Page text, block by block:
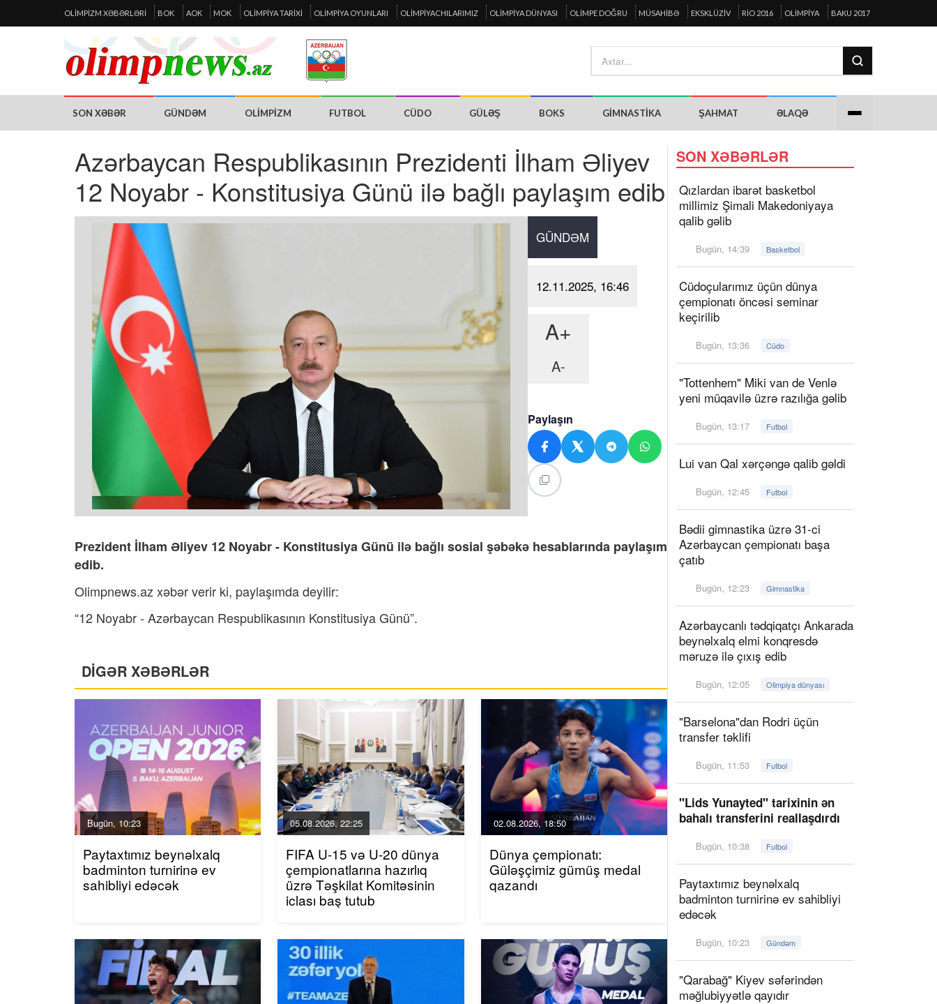
OLIMPIZM XƏBƏRLƏRI BOK AOK MOK OLIMPIYA TARIXI OLIMPIYA OYUNLARI OLIMPIYACHILARIMIZ OLIMPIYA DÜNYASI OLIMPE DOĞRU MÜSAHIBƏ EKSKLÜZIV RIO 2016 OLIMPIYA BAKU 2017
SON XƏBƏR GÜNDƏM OLIMPIZM FUTBOL CÜDO GÜLƏŞ BOKS GIMNASTIKA ŞAHMAT ƏLAQƏ
Azərbaycan Respublikasının Prezidenti İlham Əliyev
12 Noyabr - Konstitusiya Günü ilə bağlı paylaşım edib
GÜNDƏM
12.11.2025, 16:46
A+
A-
Paylaşın
Prezident İlham Əliyev 12 Noyabr - Konstitusiya Günü ilə bağlı sosial şəbəkə hesablarında paylaşım
edib.
Olimpnews.az xəbər verir ki, paylaşımda deyilir:
“12 Noyabr - Azərbaycan Respublikasının Konstitusiya Günü”.
DİGƏR XƏBƏRLƏR
Bugün, 10:23
Paytaxtımız beynəlxalq
badminton turnirinə ev
sahibliyi edəcək
05.08.2026, 22:25
FIFA U-15 və U-20 dünya
çempionatlarına hazırlıq
üzrə Təşkilat Komitəsinin
iclası baş tutub
02.08.2026, 18:50
Dünya çempionatı:
Güləşçimiz gümüş medal
qazandı
SON XƏBƏRLƏR
Qızlardan ibarət basketbol
millimiz Şimali Makedoniyaya
qalib gəlib
Bugün, 14:39 Basketbol
Cüdoçularımız üçün dünya
çempionatı öncəsi seminar
keçirilib
Bugün, 13:36 Cüdo
"Tottenhem" Miki van de Venlə
yeni müqavilə üzrə razılığa gəlib
Bugün, 13:17 Futbol
Lui van Qal xərçəngə qalib gəldi
Bugün, 12:45 Futbol
Bədii gimnastika üzrə 31-ci
Azərbaycan çempionatı başa
çatıb
Bugün, 12:23 Gimnastika
Azərbaycanlı tədqiqatçı Ankarada
beynəlxalq elmi konqresdə
məruzə ilə çıxış edib
Bugün, 12:05 Olimpiya dünyası
"Barselona"dan Rodri üçün
transfer təklifi
Bugün, 11:53 Futbol
"Lids Yunayted" tarixinin ən
bahalı transferini reallaşdırdı
Bugün, 10:38 Futbol
Paytaxtımız beynəlxalq
badminton turnirinə ev sahibliyi
edəcək
Bugün, 10:23 Gündəm
"Qarabağ" Kiyev səfərindən
məğlubiyyətlə qayıdır